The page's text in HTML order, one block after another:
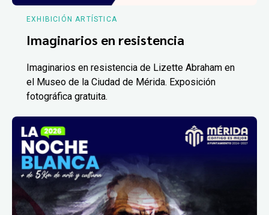
EXHIBICIÓN ARTÍSTICA
Imaginarios en resistencia
Imaginarios en resistencia de Lizette Abraham en
el Museo de la Ciudad de Mérida. Exposición
fotográfica gratuita.